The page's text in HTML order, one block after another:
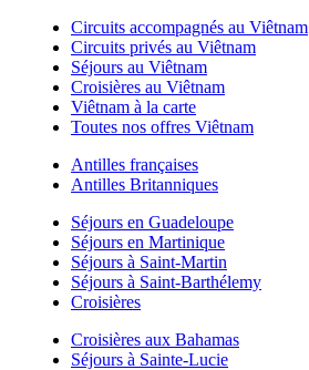
Circuits accompagnés au Viêtnam
Circuits privés au Viêtnam
Séjours au Viêtnam
Croisières au Viêtnam
Viêtnam à la carte
Toutes nos offres Viêtnam
Antilles françaises
Antilles Britanniques
Séjours en Guadeloupe
Séjours en Martinique
Séjours à Saint-Martin
Séjours à Saint-Barthélemy
Croisières
Croisières aux Bahamas
Séjours à Sainte-Lucie